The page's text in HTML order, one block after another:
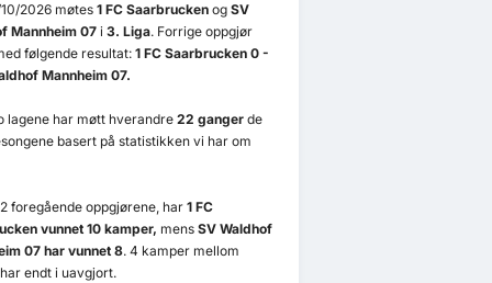
2026 møtes 1 FC Saarbruckenog SV
Mannheim 07i 3. Liga. Forrige oppgjør
følgende resultat: 1 FC Saarbrucken 0 -
Mannheim 07.
lagene har møtt hverandre 22 gangerde
basert på statistikken vi har om
foregående oppgjørene, har 1 FC
vunnet 10 kamper, mens SV Waldhof
07 har vunnet 8. 4 kamper mellom
endt i uavgjort.